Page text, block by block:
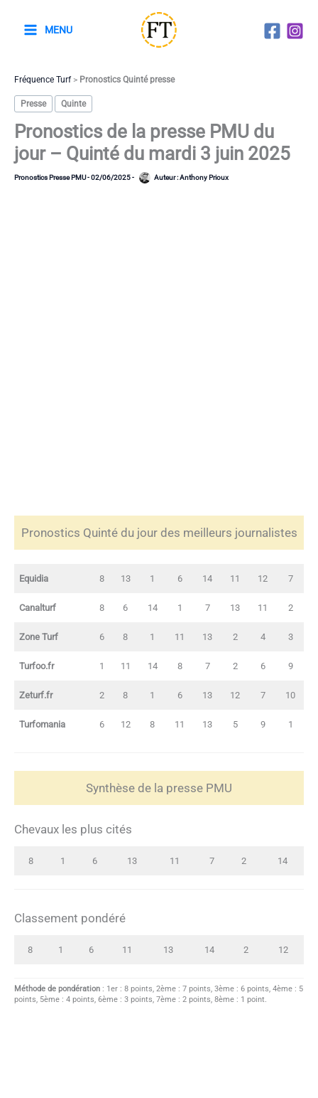
MENU
Fréquence Turf> Pronostics Quinté presse
Presse Quinte
Pronostics de la presse PMU du
jour – Quinté du mardi 3 juin 2025
Pronostics Presse PMU-02/06/2025- Auteur :Anthony Prioux
Pronostics Quinté du jour des meilleurs journalistes
Equidia 8 13 1 6 14 11 12 7
Canalturf 8 6 14 1 7 13 11 2
Zone Turf 6 8 1 11 13 2 4 3
Turfoo.fr 1 11 14 8 7 2 6 9
Zeturf.fr 2 8 1 6 13 12 7 10
Turfomania 6 12 8 11 13 5 9 1
Synthèse de la presse PMU
Chevaux les plus cités
8 1 6 13 11 7 2 14
Classement pondéré
8 1 6 11 13 14 2 12
Méthode de pondération : 1er : 8 points, 2ème : 7 points, 3ème : 6 points, 4ème : 5
points, 5ème : 4 points, 6ème : 3 points, 7ème : 2 points, 8ème : 1 point.